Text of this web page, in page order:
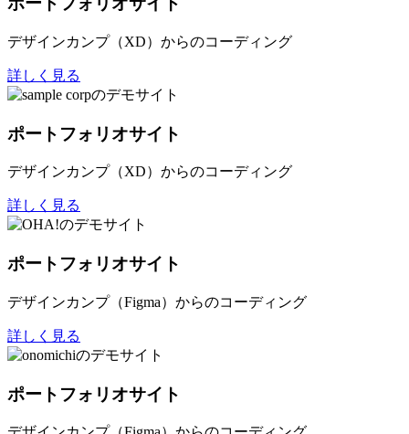
デザインカンプ（XD）からのコーディング
詳しく見る
ポートフォリオサイト
デザインカンプ（XD）からのコーディング
詳しく見る
ポートフォリオサイト
デザインカンプ（Figma）からのコーディング
詳しく見る
ポートフォリオサイト